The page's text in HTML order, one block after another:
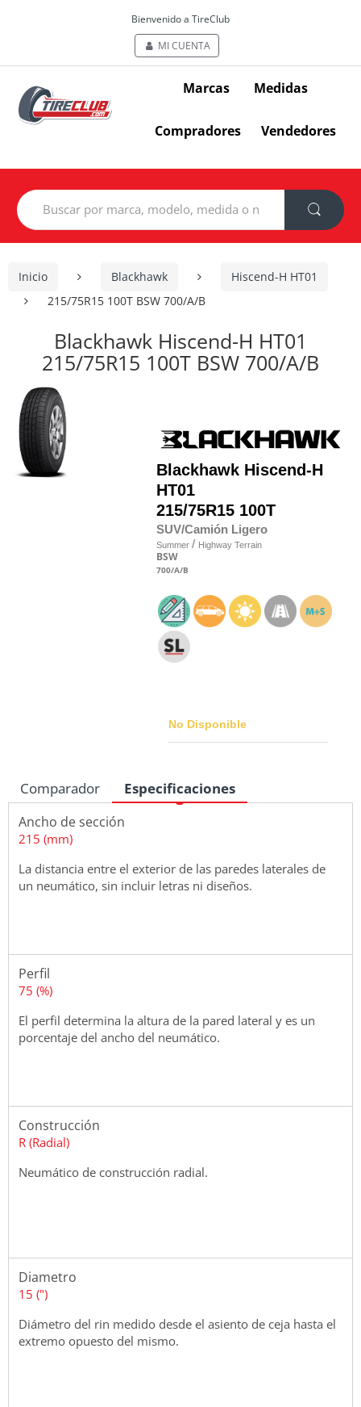
Bienvenido a TireClub
MI CUENTA
Marcas Medidas
Compradores Vendedores
Search
for:
Inicio Blackhawk
Hiscend-H HT01
215/75R15 100T BSW 700/A/B
Blackhawk Hiscend-H HT01
215/75R15 100T BSW 700/A/B
Blackhawk Hiscend-H
HT01
215/75R15 100T
SUV/Camión Ligero
Summer / Highway Terrain
BSW
700/A/B
No Disponible
Medidas
Comparador Especificaciones
Ancho de sección
215 (mm)
La distancia entre el exterior de las paredes laterales de
un neumático, sin incluir letras ni diseños.
Perfil
75 (%)
El perfil determina la altura de la pared lateral y es un
porcentaje del ancho del neumático.
Construcción
R (Radial)
Neumático de construcción radial.
Diametro
15 (")
Diámetro del rin medido desde el asiento de ceja hasta el
extremo opuesto del mismo.